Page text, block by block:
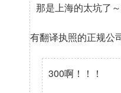
那是上海的太坑了
有翻译执照的正规公
300啊！！！